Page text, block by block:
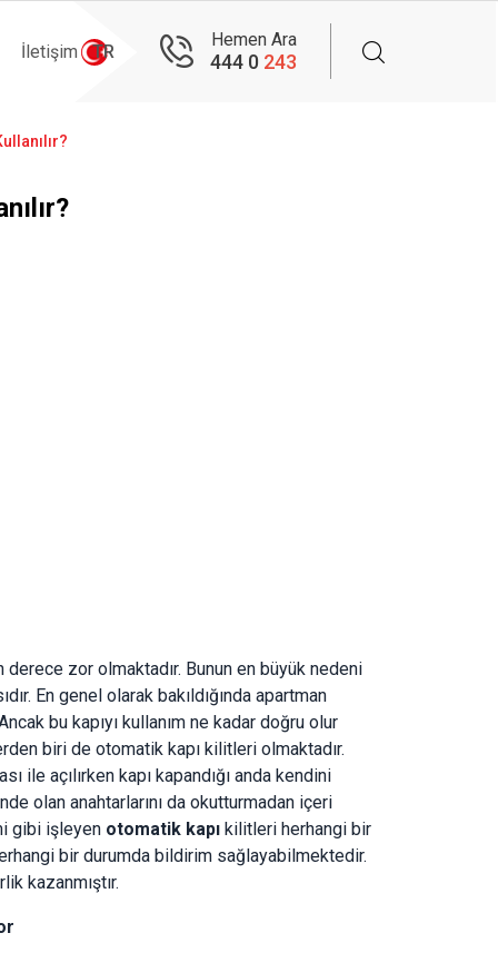
İletişim
Hemen Ara
444 0 243
TR
zor olmaktadır. Bunun en büyük nedeni
En genel olarak bakıldığında apartman
bu kapıyı kullanım ne kadar doğru olur
biri de otomatik kapı kilitleri olmaktadır.
ile açılırken kapı kapandığı anda kendini
olan anahtarlarını da okutturmadan içeri
gibi işleyen otomatik kapı kilitleri herhangi bir
bir durumda bildirim sağlayabilmektedir.
kazanmıştır.